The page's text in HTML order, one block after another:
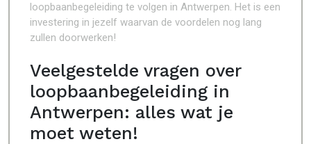
loopbaanbegeleiding te volgen in Antwerpen. Het is een
investering in jezelf waarvan de voordelen nog lang
zullen doorwerken!
Veelgestelde vragen over
loopbaanbegeleiding in
Antwerpen: alles wat je
moet weten!